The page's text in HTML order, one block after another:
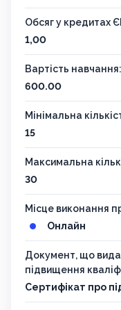
Обсяг у кредитах
1,00
Вартість навчання:
600.00
Мінімальна
15
Максимальна
30
Місце виконання
Онлайн
Документ, що
підвищення
Сертифікат про